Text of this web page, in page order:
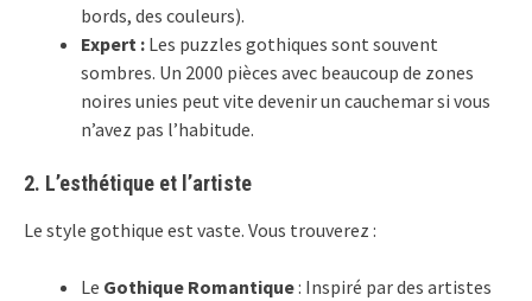
bords, des couleurs).
Expert : Les puzzles gothiques sont souvent
sombres. Un 2000 pièces avec beaucoup de zones
noires unies peut vite devenir un cauchemar si vous
n’avez pas l’habitude.
2. L’esthétique et l’artiste
Le style gothique est vaste. Vous trouverez :
Le Gothique Romantique: Inspiré par des artistes